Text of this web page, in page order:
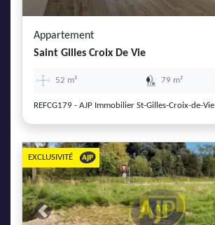
Appartement
Saint Gilles Croix De Vie
52 m² 79 m²
REFCG179 - AJP Immobilier St-Gilles-Croix-de-Vie
Previous
EXCLUSIVITÉ